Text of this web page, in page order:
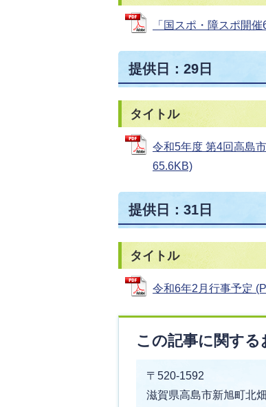
「国スポ・障スポ開
提供日：29日
タイトル
令和5年度 第4回高島
65.6KB)
提供日：31日
タイトル
令和6年2月行事予定
この記事に関す
〒520-1592
滋賀県高島市新旭町北